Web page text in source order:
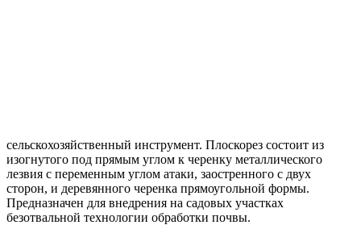
сельскохозяйственный инструмент. Плоскорез состоит из
изогнутого под прямым углом к черенку металлического
лезвия с переменным углом атаки, заостренного с двух
сторон, и деревянного черенка прямоугольной формы.
Предназначен для внедрения на садовых участках
безотвальной технологии обработки почвы.